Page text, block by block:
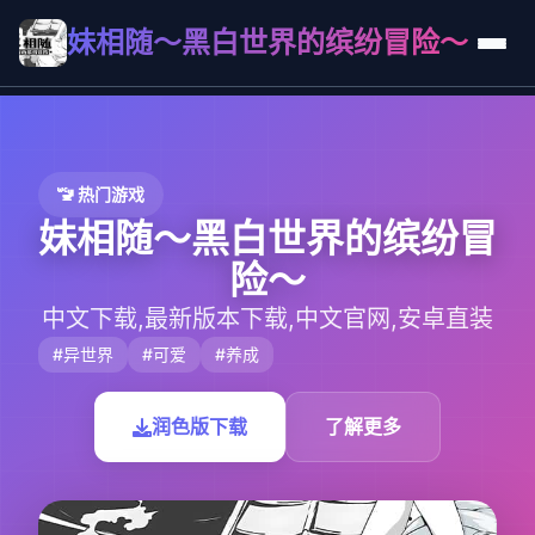
妹相随～黑白世界的缤纷冒险～
🚾 热门游戏
妹相随～黑白世界的缤纷冒
险～
中文下载,最新版本下载,中文官网,安卓直装
#异世界 #可爱 #养成
润色版下载 了解更多